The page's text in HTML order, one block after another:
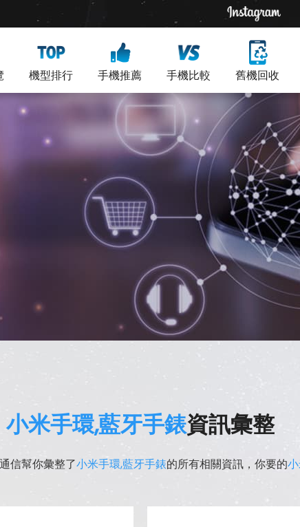
機型排行 手機推薦 手機比較 舊機回收
小米手環,藍牙手錶資訊彙整
信幫你彙整了小米手環,藍牙手錶的所有相關資訊，你要的